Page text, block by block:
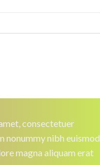
consectetuer
nonummy nibh euismod
magna aliquam erat